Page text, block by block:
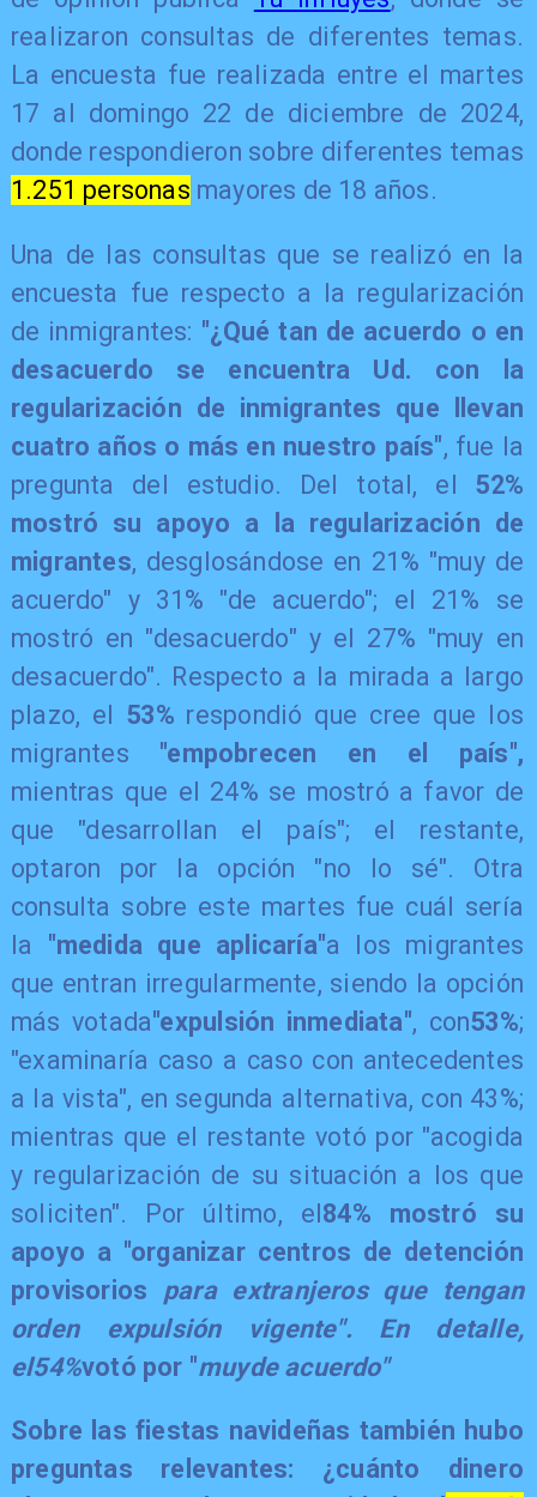
realizaron consultas de diferentes temas.
La encuesta fue realizada entre el martes
17 al domingo 22 de diciembre de 2024,
donde respondieron sobre diferentes temas
1.251 personas mayores de 18 años.
Una de las consultas que se realizó en la
encuesta fue respecto a la regularización
de inmigrantes: "¿Qué tan de acuerdo o en
desacuerdo se encuentra Ud. con la
regularización de inmigrantes que llevan
cuatro años o más en nuestro país", fue la
pregunta del estudio. Del total, el 52%
mostró su apoyo a la regularización de
migrantes, desglosándose en 21% "muy de
acuerdo" y 31% "de acuerdo"; el 21% se
mostró en "desacuerdo" y el 27% "muy en
desacuerdo". Respecto a la mirada a largo
plazo, el 53% respondió que cree que los
migrantes "empobrecen en el país",
mientras que el 24% se mostró a favor de
que "desarrollan el país"; el restante,
optaron por la opción "no lo sé". Otra
consulta sobre este martes fue cuál sería
la "medida que aplicaría"a los migrantes
que entran irregularmente, siendo la opción
más votada"expulsión inmediata", con53%;
"examinaría caso a caso con antecedentes
a la vista", en segunda alternativa, con 43%;
mientras que el restante votó por "acogida
y regularización de su situación a los que
soliciten". Por último, el84% mostró su
apoyo a "organizar centros de detención
provisorios para extranjeros que tengan
orden expulsión vigente". En detalle,
el54%votó por "muyde acuerdo"
Sobre las fiestas navideñas también hubo
preguntas relevantes: ¿cuánto dinero